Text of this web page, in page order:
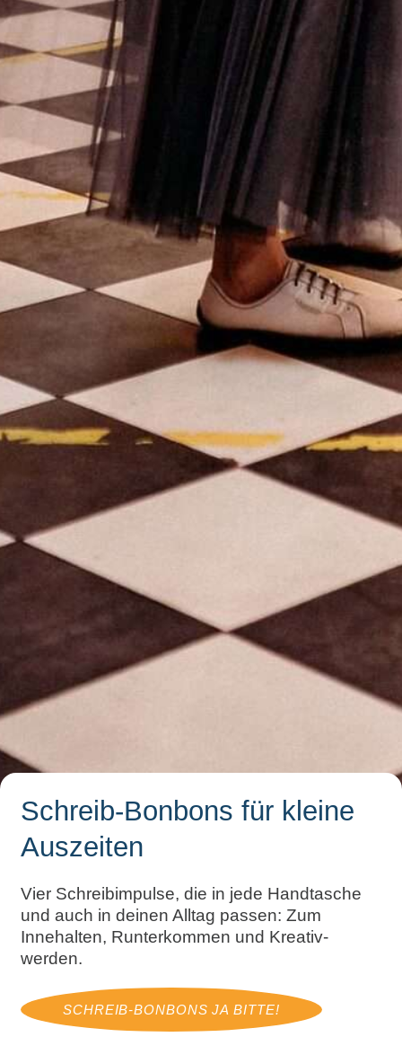
Schreib-Bonbons für kleine
Auszeiten
Vier Schreibimpulse, die in jede Handtasche
und auch in deinen Alltag passen: Zum
Innehalten, Runterkommen und Kreativ-
werden.
SCHREIB-BONBONS JA BITTE!